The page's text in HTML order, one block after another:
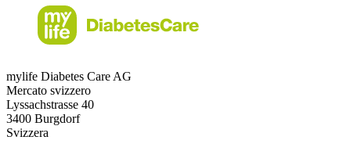
mylife Diabetes Care AG
Mercato svizzero
Lyssachstrasse 40
3400 Burgdorf
Svizzera